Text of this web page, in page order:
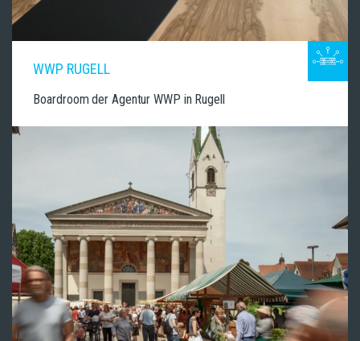
WWP RUGELL
Boardroom der Agentur WWP in Rugell